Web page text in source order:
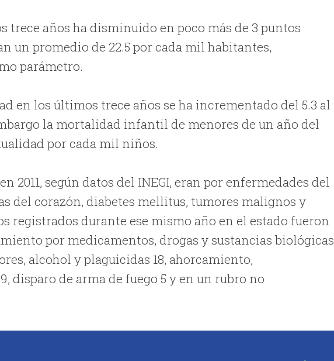
trece años ha disminuido en poco más de 3 puntos
un promedio de 22.5 por cada mil habitantes,
parámetro.
en los últimos trece años se ha incrementado del 5.3 al
la mortalidad infantil de menores de un año del
por cada mil niños.
2011, según datos del INEGI, eran por enfermedades del
del corazón, diabetes mellitus, tumores malignos y
registrados durante ese mismo año en el estado fueron
por medicamentos, drogas y sustancias biológicas
alcohol y plaguicidas 18, ahorcamiento,
disparo de arma de fuego 5 y en un rubro no